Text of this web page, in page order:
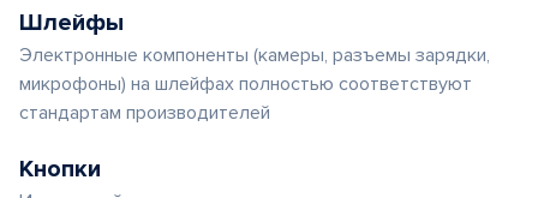
Шлейфы
Электронные компоненты (камеры, разъемы зарядки,
микрофоны) на шлейфах полностью соответствуют
стандартам производителей
Кнопки